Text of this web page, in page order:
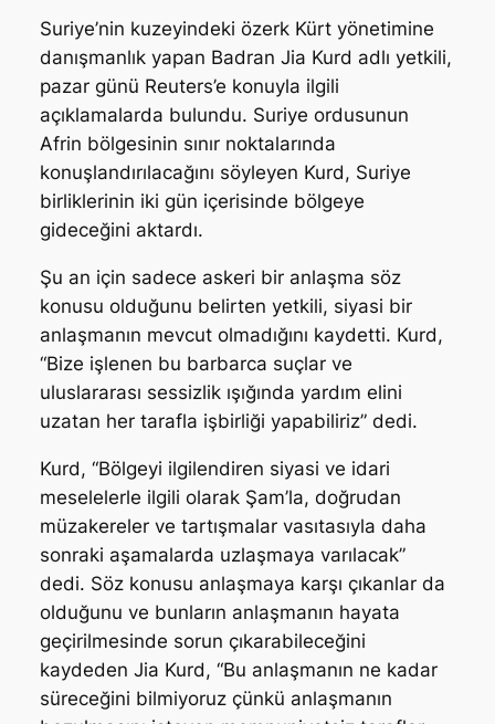
Suriye’nin kuzeyindeki özerk Kürt yönetimine
danışmanlık yapan Badran Jia Kurd adlı yetkili,
pazar günü Reuters’e konuyla ilgili
açıklamalarda bulundu. Suriye ordusunun
Afrin bölgesinin sınır noktalarında
konuşlandırılacağını söyleyen Kurd, Suriye
birliklerinin iki gün içerisinde bölgeye
gideceğini aktardı.
Şu an için sadece askeri bir anlaşma söz
konusu olduğunu belirten yetkili, siyasi bir
anlaşmanın mevcut olmadığını kaydetti. Kurd,
“Bize işlenen bu barbarca suçlar ve
uluslararası sessizlik ışığında yardım elini
uzatan her tarafla işbirliği yapabiliriz” dedi.
Kurd, “Bölgeyi ilgilendiren siyasi ve idari
meselelerle ilgili olarak Şam’la, doğrudan
müzakereler ve tartışmalar vasıtasıyla daha
sonraki aşamalarda uzlaşmaya varılacak”
dedi. Söz konusu anlaşmaya karşı çıkanlar da
olduğunu ve bunların anlaşmanın hayata
geçirilmesinde sorun çıkarabileceğini
kaydeden Jia Kurd, “Bu anlaşmanın ne kadar
süreceğini bilmiyoruz çünkü anlaşmanın